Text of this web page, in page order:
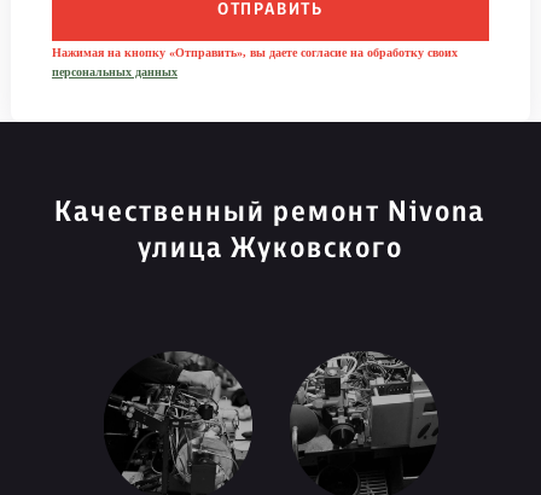
ОТПРАВИТЬ
Нажимая на кнопку «Отправить», вы даете согласие на обработку своих
персональных данных
Качественный ремонт Nivona
улица Жуковского